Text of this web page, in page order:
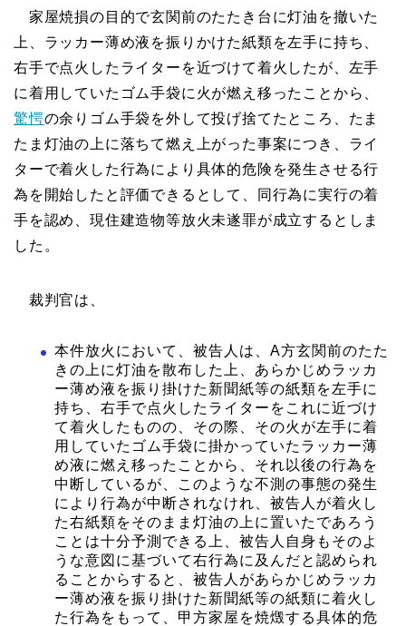
家屋焼損の目的で玄関前のたたき台に灯油を撤いた
上、ラッカー薄め液を振りかけた紙類を左手に持ち、
右手で点火したライターを近づけて着火したが、左手
に着用していたゴム手袋に火が燃え移ったことから、
驚愕の余りゴム手袋を外して投げ捨てたところ、たま
たま灯油の上に落ちて燃え上がった事案につき、ライ
ターで着火した行為により具体的危険を発生させる行
為を開始したと評価できるとして、同行為に実行の着
手を認め、現住建造物等放火未遂罪が成立するとしま
した。
裁判官は、
本件放火において、被告人は、A方玄関前のたた
きの上に灯油を散布した上、あらかじめラッカ
ー薄め液を振り掛けた新聞紙等の紙類を左手に
持ち、右手で点火したライターをこれに近づけ
て着火したものの、その際、その火が左手に着
用していたゴム手袋に掛かっていたラッカー薄
め液に燃え移ったことから、それ以後の行為を
中断しているが、このような不測の事態の発生
により行為が中断されなけれ、被告人が着火し
た右紙類をそのまま灯油の上に置いたであろう
ことは十分予測できる上、被告人自身もそのよ
うな意図に基づいて右行為に及んだと認められ
ることからすると、被告人があらかじめラッカ
ー薄め液を振り掛けた新聞紙等の紙類に着火し
た行為をもって、甲方家屋を焼燬する具体的危